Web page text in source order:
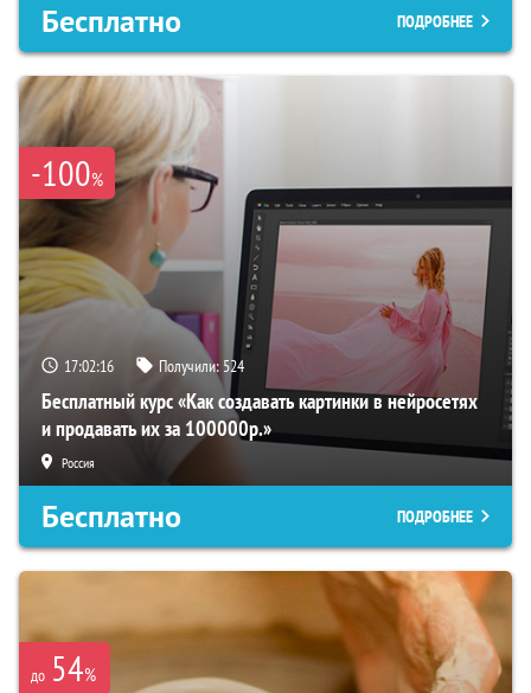
Бесплатно ПОДРОБНЕЕ
-100%
17:02:15 Получили: 524
Бесплатный курс «Как создавать картинки в нейросетях
и продавать их за 100000р.»
Россия
Бесплатно ПОДРОБНЕЕ
до 54%